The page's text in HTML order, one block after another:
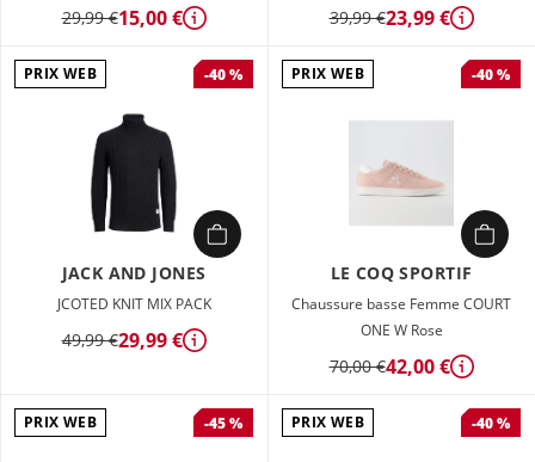
29,99 €15,00 € Détails
39,99 €23,99 € Détails
PRIX WEB -40 %
JACK AND JONES
JCOTED KNIT MIX PACK
49,99 €29,99 € Détails
PRIX WEB -40 %
LE COQ SPORTIF
Chaussure basse Femme COURT
ONE W Rose
70,00 €42,00 € Détails
PRIX WEB -45 % PRIX WEB -40 %